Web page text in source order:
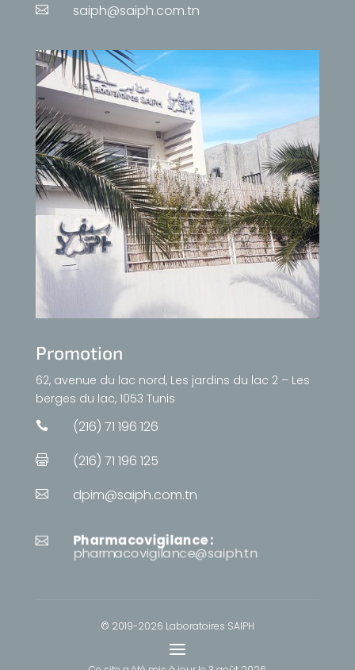
 saiph@saiph.com.tn
Promotion
62, avenue du lac nord, Les jardins du lac 2 – Les
berges du lac, 1053 Tunis
 (216) 71 196 126
 (216) 71 196 125
 dpim@saiph.com.tn
 Pharmacovigilance :
pharmacovigilance@saiph.tn
© 2019-2026 Laboratoires SAIPH